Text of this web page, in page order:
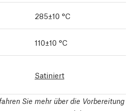
285±10 °C
110±10 °C
Satiniert
Sie mehr über die Vorbereitung